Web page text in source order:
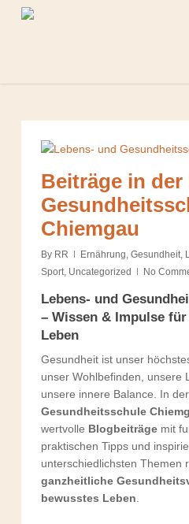
Beiträge in
Chiemgau
By RR Ernährung, Gesundheit,
Sport, Uncategorized No
Lebens- und
– Wissen & Impulse
Leben
Gesundheit ist unser
unser Wohlbefinden, unsere
unsere innere Balance. In der
Gesundheitsschule
wertvolle Blogbeiträgemit
praktischen Tipps und
unterschiedlichsten Themen
ganzheitliche
bewusstes Leben